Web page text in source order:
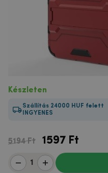
Készleten
Szállítás 24000 HUF felett
INGYENES
5194 Ft 1597 Ft